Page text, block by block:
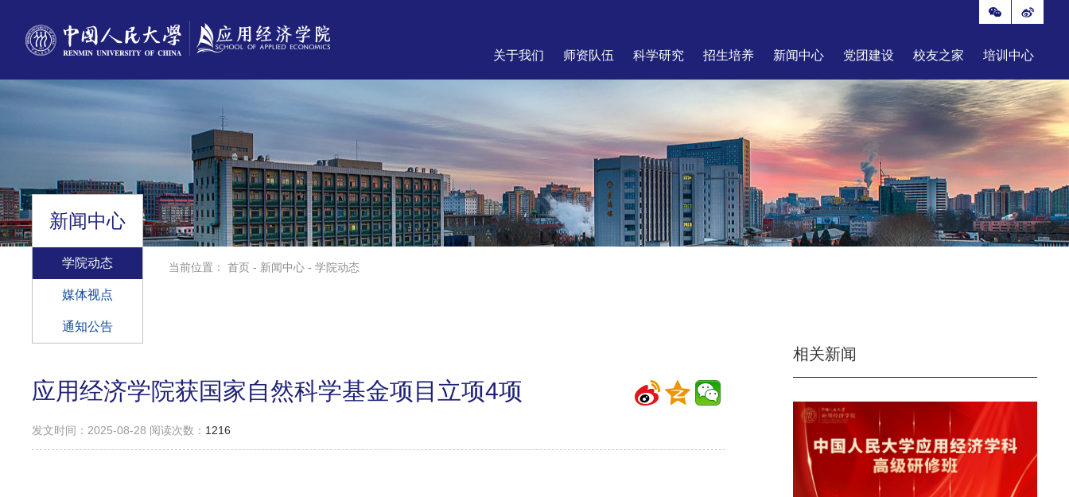
关于我们 师资队伍 科学研究 招生培养 新闻中心 党团建设 校友之家 培训中心
新闻中心
学院动态
媒体视点
通知公告
当前位置：首页 - 新闻中心 -学院动态
应用经济学院获国家自然科学基金项目立项4项
发文时间：2025-08-28 阅读次数： 1216
相关新闻